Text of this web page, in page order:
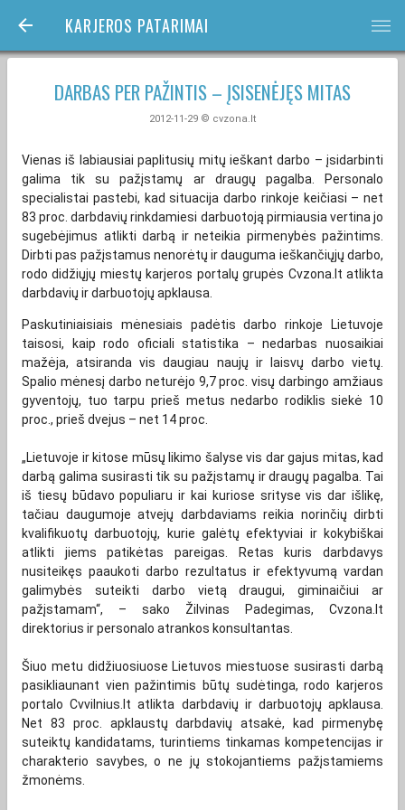
KARJEROS PATARIMAI bars
DARBAS PER PAŽINTIS – ĮSISENĖJĘS MITAS
2012-11-29 © cvzona.lt
Vienas iš labiausiai paplitusių mitų ieškant darbo – įsidarbinti
galima tik su pažįstamų ar draugų pagalba. Personalo
specialistai pastebi, kad situacija darbo rinkoje keičiasi – net
83 proc. darbdavių rinkdamiesi darbuotoją pirmiausia vertina jo
sugebėjimus atlikti darbą ir neteikia pirmenybės pažintims.
Dirbti pas pažįstamus nenorėtų ir dauguma ieškančiųjų darbo,
rodo didžiųjų miestų karjeros portalų grupės Cvzona.lt atlikta
darbdavių ir darbuotojų apklausa.
Paskutiniaisiais mėnesiais padėtis darbo rinkoje Lietuvoje
taisosi, kaip rodo oficiali statistika – nedarbas nuosaikiai
mažėja, atsiranda vis daugiau naujų ir laisvų darbo vietų.
Spalio mėnesį darbo neturėjo 9,7 proc. visų darbingo amžiaus
gyventojų, tuo tarpu prieš metus nedarbo rodiklis siekė 10
proc., prieš dvejus – net 14 proc.
„Lietuvoje ir kitose mūsų likimo šalyse vis dar gajus mitas, kad
darbą galima susirasti tik su pažįstamų ir draugų pagalba. Tai
iš tiesų būdavo populiaru ir kai kuriose srityse vis dar išlikę,
tačiau daugumoje atvejų darbdaviams reikia norinčių dirbti
kvalifikuotų darbuotojų, kurie galėtų efektyviai ir kokybiškai
atlikti jiems patikėtas pareigas. Retas kuris darbdavys
nusiteikęs paaukoti darbo rezultatus ir efektyvumą vardan
galimybės suteikti darbo vietą draugui, giminaičiui ar
pažįstamam“, – sako Žilvinas Padegimas, Cvzona.lt
direktorius ir personalo atrankos konsultantas.
Šiuo metu didžiuosiuose Lietuvos miestuose susirasti darbą
pasikliaunant vien pažintimis būtų sudėtinga, rodo karjeros
portalo Cvvilnius.lt atlikta darbdavių ir darbuotojų apklausa.
Net 83 proc. apklaustų darbdavių atsakė, kad pirmenybę
suteiktų kandidatams, turintiems tinkamas kompetencijas ir
charakterio savybes, o ne jų stokojantiems pažįstamiems
žmonėms.